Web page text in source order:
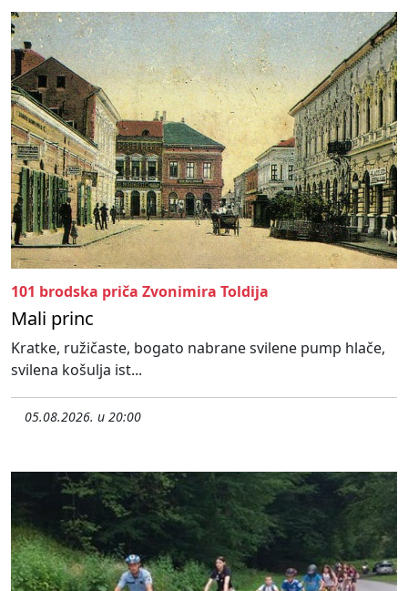
101 brodska priča Zvonimira Toldija
Mali princ
Kratke, ružičaste, bogato nabrane svilene pump hlače,
svilena košulja ist...
05.08.2026. u 20:00